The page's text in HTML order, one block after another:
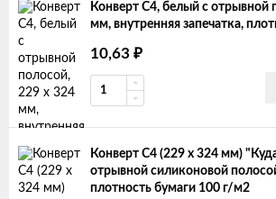
Конверт С4, белый с отрывной
мм, внутренняя запечатка,
10,63 ₽
Конверт С4 (229 x 324 мм)
отрывной силиконовой
плотность бумаги 100 г/м2